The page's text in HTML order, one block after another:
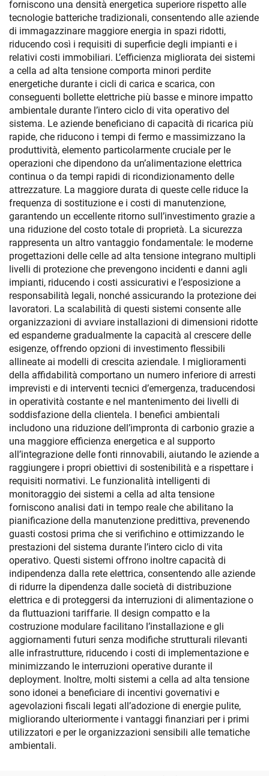
forniscono una densità energetica superiore rispetto alle
tecnologie batteriche tradizionali, consentendo alle aziende
di immagazzinare maggiore energia in spazi ridotti,
riducendo così i requisiti di superficie degli impianti e i
relativi costi immobiliari. L’efficienza migliorata dei sistemi
a cella ad alta tensione comporta minori perdite
energetiche durante i cicli di carica e scarica, con
conseguenti bollette elettriche più basse e minore impatto
ambientale durante l’intero ciclo di vita operativo del
sistema. Le aziende beneficiano di capacità di ricarica più
rapide, che riducono i tempi di fermo e massimizzano la
produttività, elemento particolarmente cruciale per le
operazioni che dipendono da un’alimentazione elettrica
continua o da tempi rapidi di ricondizionamento delle
attrezzature. La maggiore durata di queste celle riduce la
frequenza di sostituzione e i costi di manutenzione,
garantendo un eccellente ritorno sull’investimento grazie a
una riduzione del costo totale di proprietà. La sicurezza
rappresenta un altro vantaggio fondamentale: le moderne
progettazioni delle celle ad alta tensione integrano multipli
livelli di protezione che prevengono incidenti e danni agli
impianti, riducendo i costi assicurativi e l’esposizione a
responsabilità legali, nonché assicurando la protezione dei
lavoratori. La scalabilità di questi sistemi consente alle
organizzazioni di avviare installazioni di dimensioni ridotte
ed espanderne gradualmente la capacità al crescere delle
esigenze, offrendo opzioni di investimento flessibili
allineate ai modelli di crescita aziendale. I miglioramenti
della affidabilità comportano un numero inferiore di arresti
imprevisti e di interventi tecnici d’emergenza, traducendosi
in operatività costante e nel mantenimento dei livelli di
soddisfazione della clientela. I benefici ambientali
includono una riduzione dell’impronta di carbonio grazie a
una maggiore efficienza energetica e al supporto
all’integrazione delle fonti rinnovabili, aiutando le aziende a
raggiungere i propri obiettivi di sostenibilità e a rispettare i
requisiti normativi. Le funzionalità intelligenti di
monitoraggio dei sistemi a cella ad alta tensione
forniscono analisi dati in tempo reale che abilitano la
pianificazione della manutenzione predittiva, prevenendo
guasti costosi prima che si verifichino e ottimizzando le
prestazioni del sistema durante l’intero ciclo di vita
operativo. Questi sistemi offrono inoltre capacità di
indipendenza dalla rete elettrica, consentendo alle aziende
di ridurre la dipendenza dalle società di distribuzione
elettrica e di proteggersi da interruzioni di alimentazione o
da fluttuazioni tariffarie. Il design compatto e la
costruzione modulare facilitano l’installazione e gli
aggiornamenti futuri senza modifiche strutturali rilevanti
alle infrastrutture, riducendo i costi di implementazione e
minimizzando le interruzioni operative durante il
deployment. Inoltre, molti sistemi a cella ad alta tensione
sono idonei a beneficiare di incentivi governativi e
agevolazioni fiscali legati all’adozione di energie pulite,
migliorando ulteriormente i vantaggi finanziari per i primi
utilizzatori e per le organizzazioni sensibili alle tematiche
ambientali.